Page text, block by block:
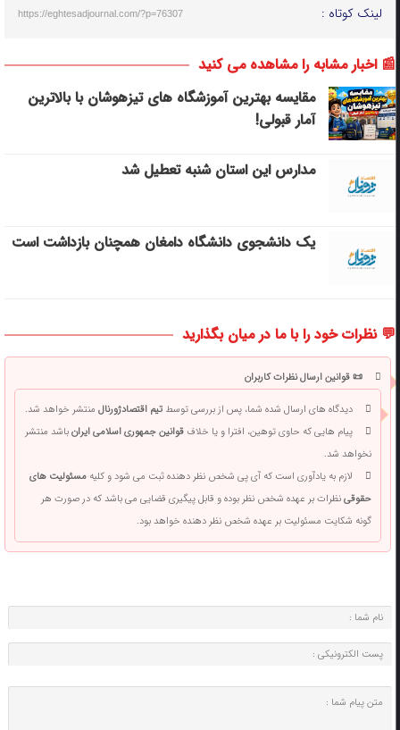
لینک کوتاه : https://eghtesadjournal.com/?p=76307
📰 اخبار مشابه را مشاهده می کنید
مقایسه بهترین آموزشگاه های تیزهوشان با بالاترین
آمار قبولی!
مدارس این استان شنبه تعطیل شد
یک دانشجوی دانشگاه دامغان همچنان بازداشت است
💬 نظرات خود را با ما در میان بگذارید
📜 قوانین ارسال نظرات کاربران
دیدگاه های ارسال شده شما، پس از بررسی توسطتیم اقتصادژورنالمنتشر خواهد شد.
پیام هایی که حاوی توهین، افترا و یا خلافقوانین جمهوری اسلامی ایرانباشد منتشر
نخواهد شد.
لازم به یادآوری است که آی پی شخص نظر دهنده ثبت می شود و کلیهمسئولیت های
حقوقینظرات بر عهده شخص نظر بوده و قابل پیگیری قضایی می باشد که در صورت هر
گونه شکایت مسئولیت بر عهده شخص نظر دهنده خواهد بود.